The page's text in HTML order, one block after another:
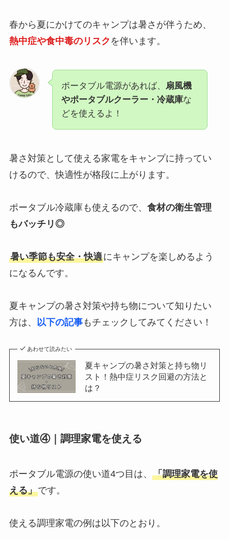
春から夏にかけてのキャンプは暑さが伴うため、
熱中症や食中毒のリスク を伴います。
ポータブル電源があれば、 扇風機
やポータブルクーラー・冷蔵庫な
どを使えるよ！
暑さ対策として使える家電をキャンプに持ってい
けるので、快適性が格段に上がります。
ポータブル冷蔵庫も使えるので、 食材の衛生管理
もバッチリ◎
暑い季節も安全・快適にキャンプを楽しめるよう
になるんです。
夏キャンプの暑さ対策や持ち物について知りたい
方は、 以下の記事もチェックしてみてください！
あわせて読みたい
夏キャンプの暑さ対策と持ち物リ
スト！熱中症リスク回避の方法と
は？
使い道④｜調理家電を使える
ポータブル電源の使い道4つ目は、 「調理家電を使
える」です。
使える調理家電の例は以下のとおり。